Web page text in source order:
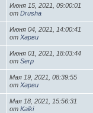
Июня 15, 2021, 09:00:01
отDrusha
Июня 04, 2021, 14:00:41
от Харви
Июня 01, 2021, 18:03:44
отSerp
Мая 19, 2021, 08:39:55
от Харви
Мая 18, 2021, 15:56:31
отKaiki